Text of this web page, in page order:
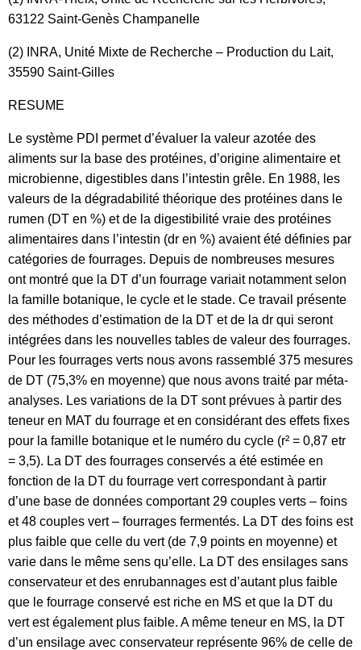
63122 Saint-Genès Champanelle
(2) INRA, Unité Mixte de Recherche – Production du Lait,
35590 Saint-Gilles
RESUME
Le système PDI permet d’évaluer la valeur azotée des
aliments sur la base des protéines, d’origine alimentaire et
microbienne, digestibles dans l’intestin grêle. En 1988, les
valeurs de la dégradabilité théorique des protéines dans le
rumen (DT en %) et de la digestibilité vraie des protéines
alimentaires dans l’intestin (dr en %) avaient été définies par
catégories de fourrages. Depuis de nombreuses mesures
ont montré que la DT d’un fourrage variait notamment selon
la famille botanique, le cycle et le stade. Ce travail présente
des méthodes d’estimation de la DT et de la dr qui seront
intégrées dans les nouvelles tables de valeur des fourrages.
Pour les fourrages verts nous avons rassemblé 375 mesures
de DT (75,3% en moyenne) que nous avons traité par méta-
analyses. Les variations de la DT sont prévues à partir des
teneur en MAT du fourrage et en considérant des effets fixes
pour la famille botanique et le numéro du cycle (r² = 0,87 etr
= 3,5). La DT des fourrages conservés a été estimée en
fonction de la DT du fourrage vert correspondant à partir
d’une base de données comportant 29 couples verts – foins
et 48 couples vert – fourrages fermentés. La DT des foins est
plus faible que celle du vert (de 7,9 points en moyenne) et
varie dans le même sens qu’elle. La DT des ensilages sans
conservateur et des enrubannages est d’autant plus faible
que le fourrage conservé est riche en MS et que la DT du
vert est également plus faible. A même teneur en MS, la DT
d’un ensilage avec conservateur représente 96% de celle de